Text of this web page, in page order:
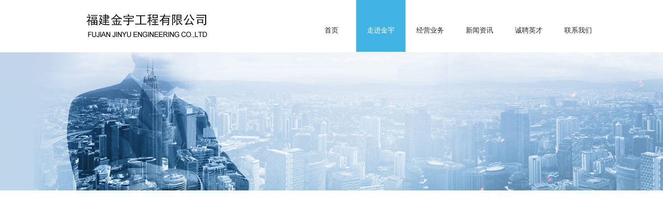
首页 走进金宇 经营业务 新闻资讯 诚聘英才 联系我们